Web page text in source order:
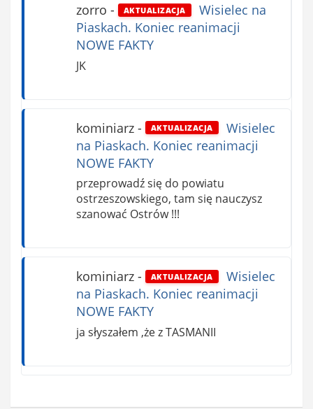
zorro - AKTUALIZACJA
Wisielec na
Piaskach. Koniec reanimacji
NOWE FAKTY
JK
kominiarz- AKTUALIZACJA
Wisielec
na Piaskach. Koniec reanimacji
NOWE FAKTY
przeprowadź się do powiatu
ostrzeszowskiego, tam się nauczysz
szanować Ostrów !!!
kominiarz- AKTUALIZACJA
Wisielec
na Piaskach. Koniec reanimacji
NOWE FAKTY
ja słyszałem ,że z TASMANII